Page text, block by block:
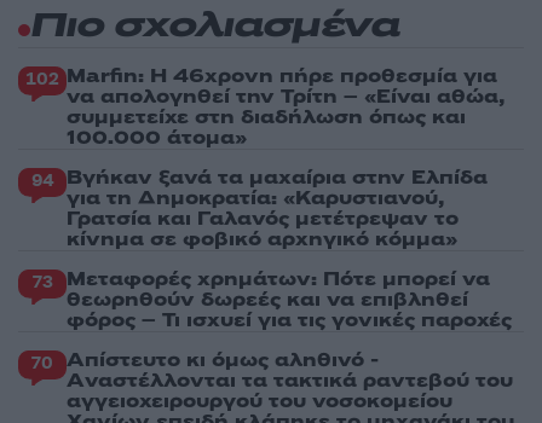
Πιο σχολιασμένα
102 Marfin: Η 46χρονη πήρε προθεσμία για
να απολογηθεί την Τρίτη – «Είναι αθώα,
συμμετείχε στη διαδήλωση όπως και
100.000 άτομα»
94 Βγήκαν ξανά τα μαχαίρια στην Ελπίδα
για τη Δημοκρατία: «Καρυστιανού,
Γρατσία και Γαλανός μετέτρεψαν το
κίνημα σε φοβικό αρχηγικό κόμμα»
73 Μεταφορές χρημάτων: Πότε μπορεί να
θεωρηθούν δωρεές και να επιβληθεί
φόρος – Τι ισχυεί για τις γονικές παροχές
70 Απίστευτο κι όμως αληθινό -
Aναστέλλονται τα τακτικά ραντεβού του
αγγειοχειρουργού του νοσοκομείου